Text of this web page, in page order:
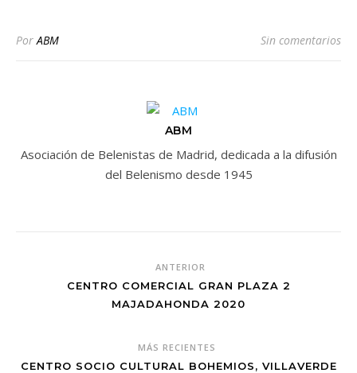
PorABM Sin comentarios
ABM
Asociación de Belenistas de Madrid, dedicada a la difusión
del Belenismo desde 1945
ANTERIOR
CENTRO COMERCIAL GRAN PLAZA 2
MAJADAHONDA 2020
MÁS RECIENTES
CENTRO SOCIO CULTURAL BOHEMIOS, VILLAVERDE